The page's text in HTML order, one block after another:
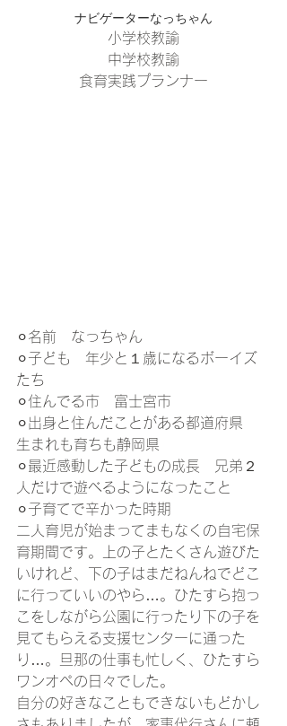
ナビゲーターなっちゃん
小学校教諭
中学校教諭
食育実践プランナー
⚪︎名前　なっちゃん
⚪︎子ども　年少と１歳になるボーイズ
たち
⚪︎住んでる市　富士宮市
⚪︎出身と住んだことがある都道府県
生まれも育ちも静岡県
⚪︎最近感動した子どもの成長　兄弟２
人だけで遊べるようになったこと
⚪︎子育てで辛かった時期
二人育児が始まってまもなくの自宅保
育期間です。上の子とたくさん遊びた
いけれど、下の子はまだねんねでどこ
に行っていいのやら…。ひたすら抱っ
こをしながら公園に行ったり下の子を
見てもらえる支援センターに通った
り…。旦那の仕事も忙しく、ひたすら
ワンオペの日々でした。
自分の好きなこともできないもどかし